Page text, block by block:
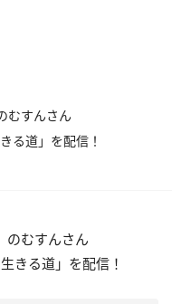
むすんさん
る道」を配信！
のむすんさん
きる道」を配信！